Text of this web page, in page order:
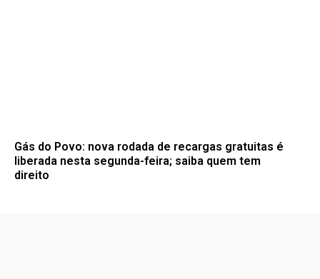
Gás do Povo: nova rodada de recargas gratuitas é
liberada nesta segunda-feira; saiba quem tem
direito